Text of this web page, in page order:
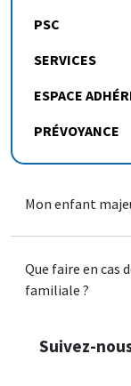
PSC
SERVICES
ESPACE
PRÉVOYANCE
Mon enfant
Que faire en cas
familiale ?
Suivez-